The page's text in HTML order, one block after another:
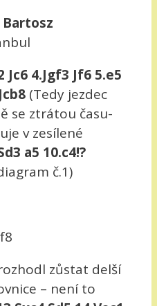
Bartosz
Jc6 4.Jgf3 Jf6 5.e5
(Tedy jezdec
se ztrátou času-
v zesílené
a5 10.c4!?
č.1)
zůstat delší
– není to